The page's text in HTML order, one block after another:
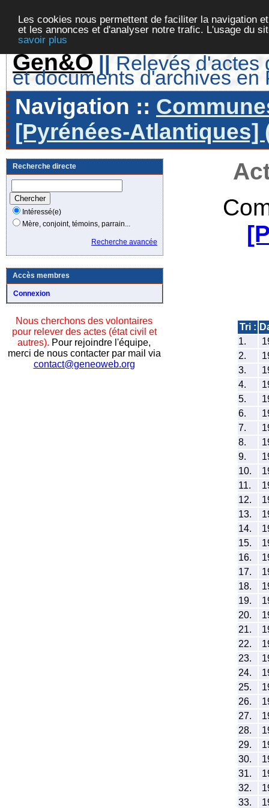
Les cookies nous permettent de faciliter la navigation
et les annonces et d'analyser notre trafic. L'usage du
savoir plus
Gen&O || Relevés d'actes
et documents d'archives en
Navigation ::
[Pyrénées-Atlantiques]
Recherche directe
Intéressé(e)
Mère, conjoint, témoins, parrain...
Recherche avancée
Accès membres
Connexion
Nous cherchons des volontaires
pour relever des actes (état civil et
autres). Pour rejoindre l'équipe,
merci de nous contacter par mail via
contact@geneoweb.org
Tri :
1.
2.
3.
4.
5.
6.
7.
8.
9.
10.
11.
12.
13.
14.
15.
16.
17.
18.
19.
20.
21.
22.
23.
24.
25.
26.
27.
28.
29.
30.
31.
32.
33.